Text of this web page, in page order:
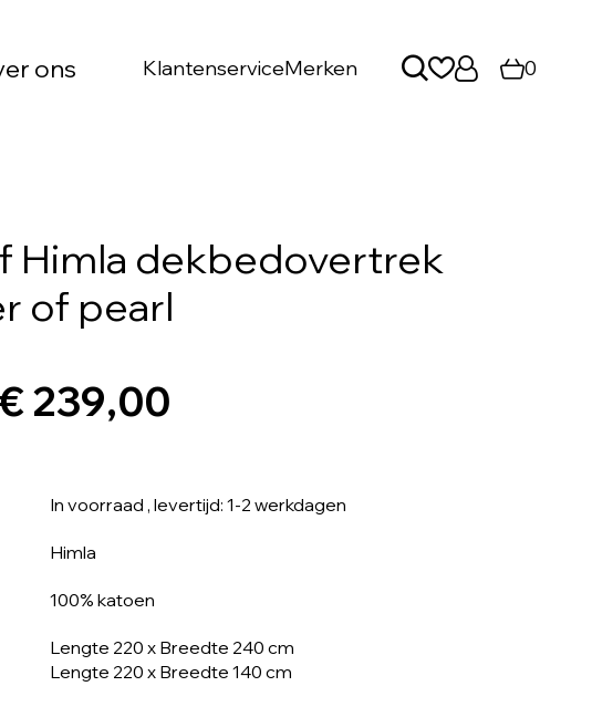
ons KlantenserviceMerken 0
Himla dekbedovertrek
of pearl
239,00
In voorraad , levertijd: 1-2 werkdagen
Himla
100% katoen
Lengte 220 x Breedte 240 cm
Lengte 220 x Breedte 140 cm